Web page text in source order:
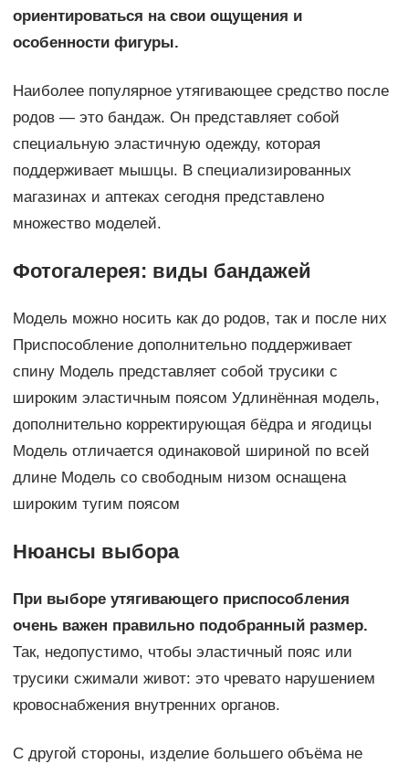
ориентироваться на свои ощущения и
особенности фигуры.
Наиболее популярное утягивающее средство после
родов — это бандаж. Он представляет собой
специальную эластичную одежду, которая
поддерживает мышцы. В специализированных
магазинах и аптеках сегодня представлено
множество моделей.
Фотогалерея: виды бандажей
Модель можно носить как до родов, так и после них
Приспособление дополнительно поддерживает
спину Модель представляет собой трусики с
широким эластичным поясом Удлинённая модель,
дополнительно корректирующая бёдра и ягодицы
Модель отличается одинаковой шириной по всей
длине Модель со свободным низом оснащена
широким тугим поясом
Нюансы выбора
При выборе утягивающего приспособления
очень важен правильно подобранный размер.
Так, недопустимо, чтобы эластичный пояс или
трусики сжимали живот: это чревато нарушением
кровоснабжения внутренних органов.
С другой стороны, изделие большего объёма не